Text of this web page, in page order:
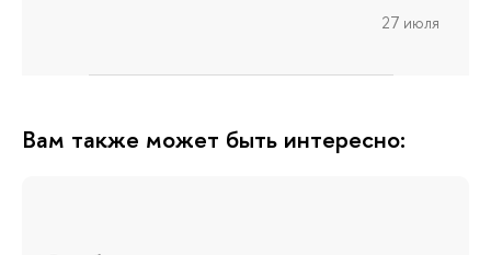
27 июля
Вам также может быть интересно: